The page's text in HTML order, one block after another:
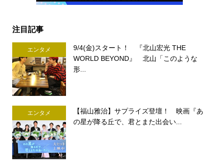
注目記事
エンタメ
9/4(金)スタート！ 『北山宏光 THE
WORLD BEYOND』 北山「このような
形...
エンタメ
【福山雅治】サプライズ登壇！ 映画『あ
の星が降る丘で、君とまた出会い...